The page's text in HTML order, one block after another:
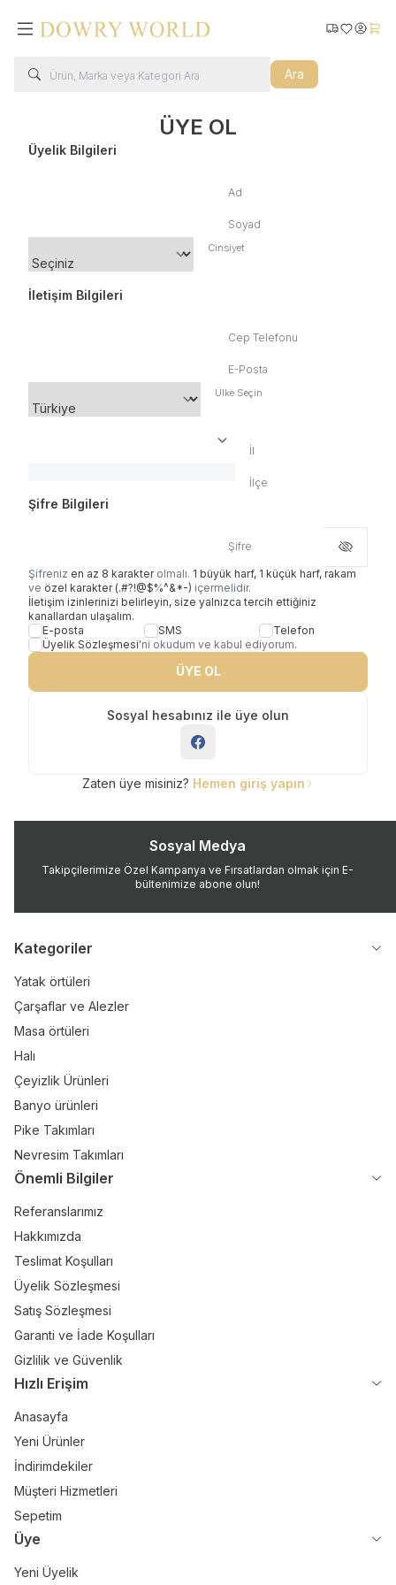
Ara
Kargo Takip
Favorilerim
ÜYE OL
Üyelik Bilgileri
Ad
Soyad
Cinsiyet
İletişim Bilgileri
Cep Telefonu
E-Posta
Ülke Seçin
İl
İlçe
Şifre Bilgileri
Şifre
Şifreniz en az 8 karakterolmalı. 1 büyük harf, 1 küçük harf, rakam
ve özel karakter (.#?!@$%^&*-) içermelidir.
İletişim izinlerinizi belirleyin, size yalnızca tercih ettiğiniz
kanallardan ulaşalım.
E-posta
SMS
Telefon
Üyelik Sözleşmesi'ni okudum ve kabul ediyorum.
ÜYE OL
Sosyal hesabınız ile üye olun
Zaten üye misiniz? Hemen giriş yapın
Sosyal Medya
Takipçilerimize Özel Kampanya ve Fırsatlardan olmak için E-
bültenimize abone olun!
Kategoriler
Yatak örtüleri
Çarşaflar ve Alezler
Masa örtüleri
Halı
Çeyizlik Ürünleri
Banyo ürünleri
Pike Takımları
Nevresim Takımları
Önemli Bilgiler
Referanslarımız
Hakkımızda
Teslimat Koşulları
Üyelik Sözleşmesi
Satış Sözleşmesi
Garanti ve İade Koşulları
Gizlilik ve Güvenlik
Hızlı Erişim
Anasayfa
Yeni Ürünler
İndirimdekiler
Müşteri Hizmetleri
Sepetim
Üye
Yeni Üyelik